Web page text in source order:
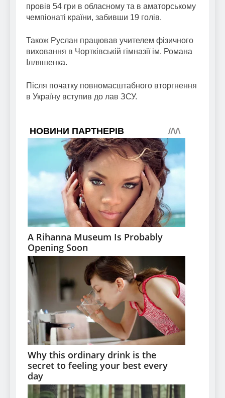
провів 54 гри в обласному та в аматорському
чемпіонаті країни, забивши 19 голів.
Також Руслан працював учителем фізичного
виховання в Чортківській гімназії ім. Романа
Ілляшенка.
Після початку повномасштабного вторгнення
в Україну вступив до лав ЗСУ.